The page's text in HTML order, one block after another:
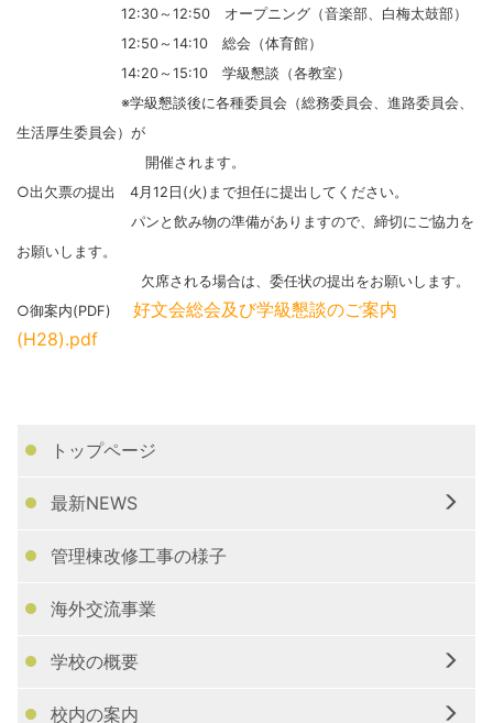
12:30～12:50 オープニング（音楽部、白梅太鼓部）
12:50～14:10 総会（体育館）
14:20～15:10 学級懇談（各教室）
※学級懇談後に各種委員会（総務委員会、進路委員会、
生活厚生委員会）が
開催されます。
○出欠票の提出 4月12日(火)まで担任に提出してください。
パンと飲み物の準備がありますので、締切にご協力を
お願いします。
欠席される場合は、委任状の提出をお願いします。
○御案内(PDF) 好文会総会及び学級懇談のご案内
(H28).pdf
トップページ
最新NEWS
管理棟改修工事の様子
海外交流事業
学校の概要
校内の案内